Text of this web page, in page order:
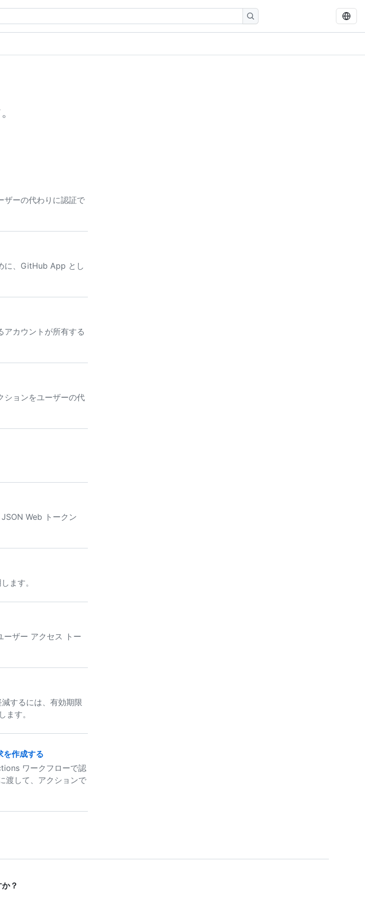
ザーの代わりに認証で
に、GitHub App とし
カウントが所有する
ションをユーザーの代
Web トークン
ます。
ザー アクセス トー
するには、有効期限
す。
作成する
ワークフローで認
渡して、アクションで
？